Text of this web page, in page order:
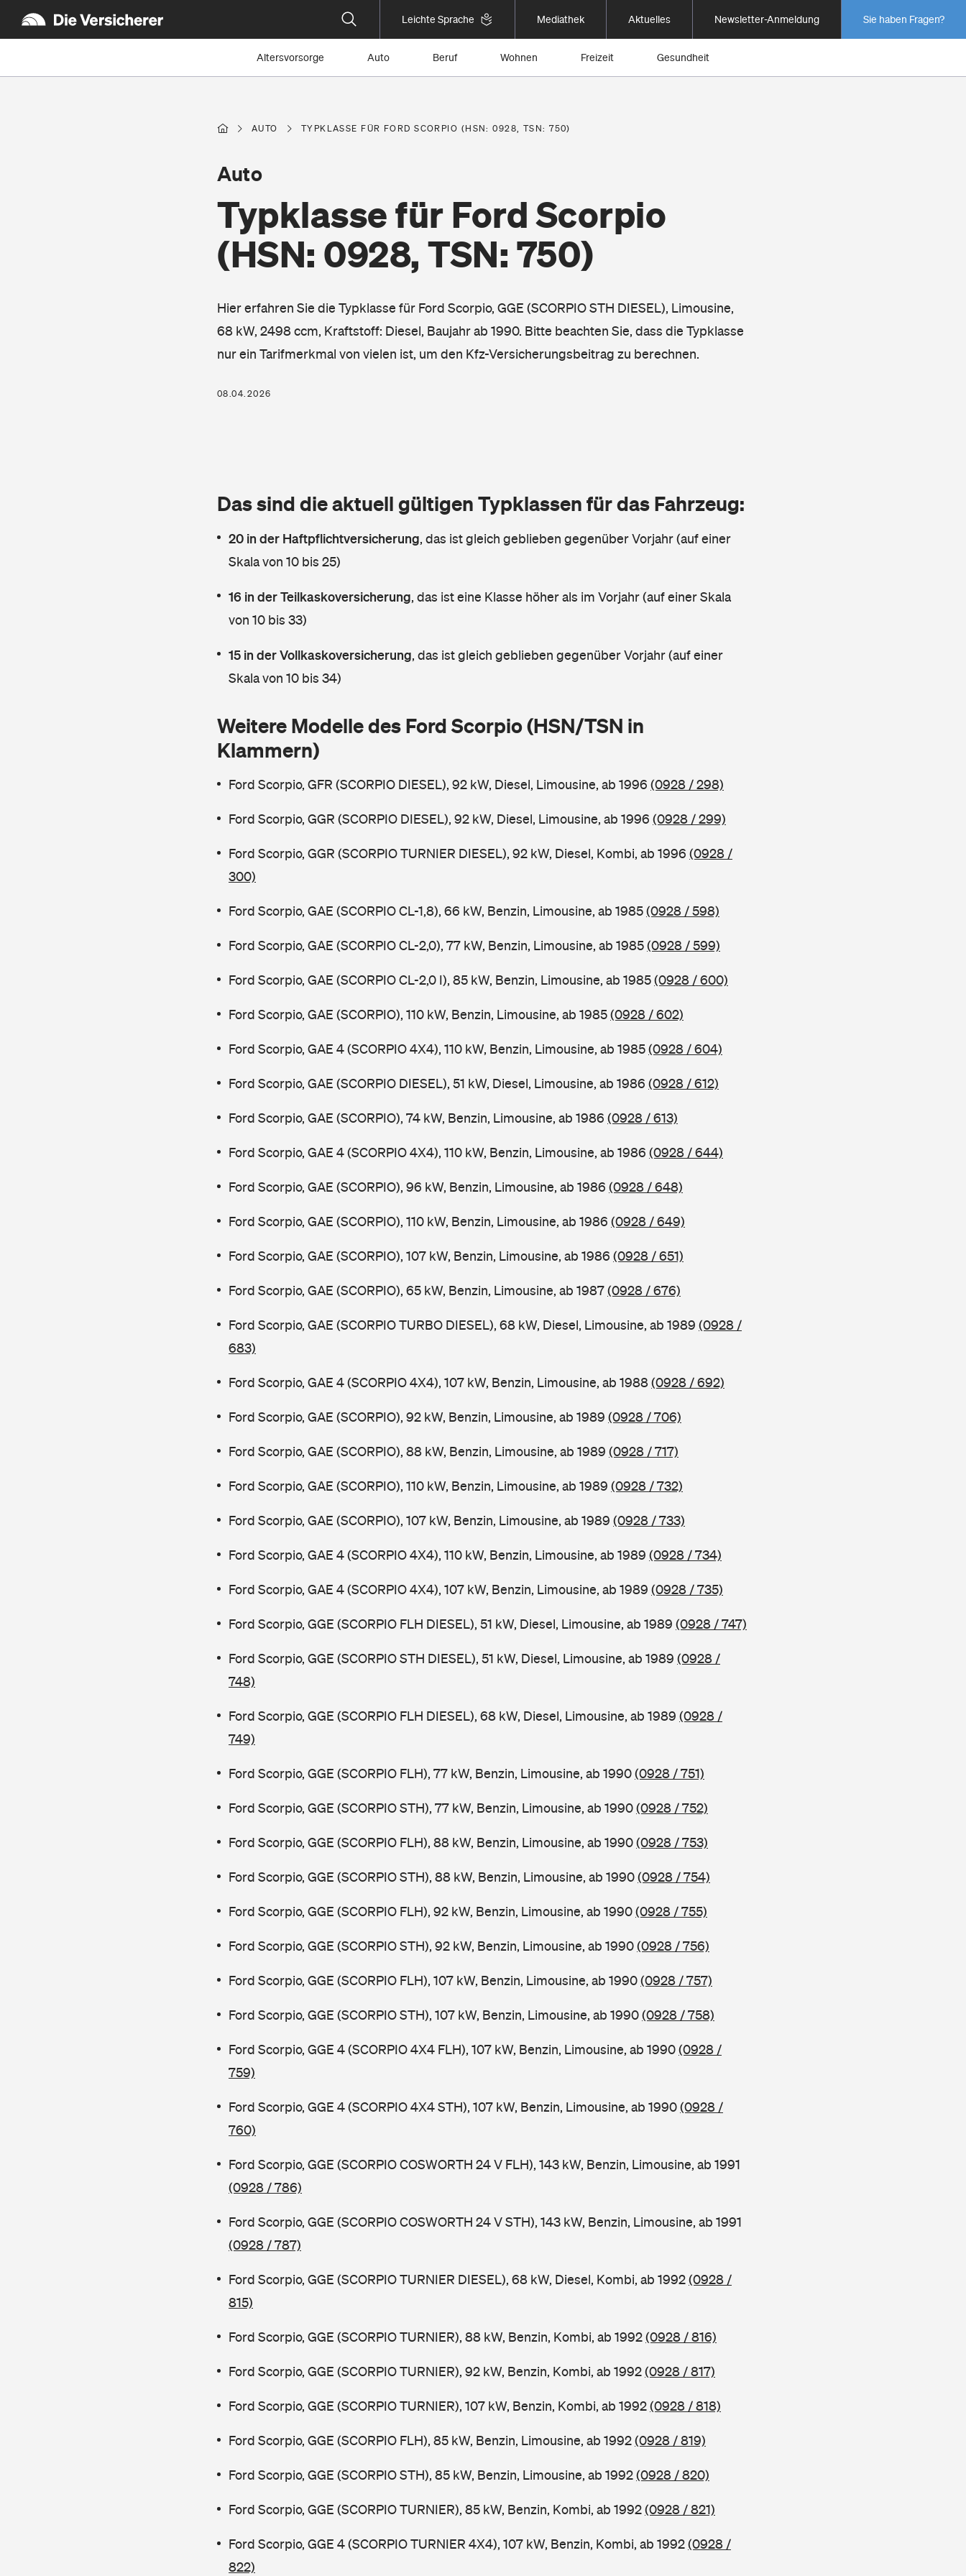
Leichte Sprache Mediathek Aktuelles Newsletter-Anmeldung Sie haben Fragen?
Altersvorsorge Auto Beruf Wohnen Freizeit Gesundheit
AUTO TYPKLASSE FÜR FORD SCORPIO (HSN: 0928, TSN: 750)
Typklasse für Ford Scorpio
(HSN: 0928, TSN: 750)
Auto
Hier erfahren Sie die Typklasse für Ford Scorpio, GGE (SCORPIO STH DIESEL), Limousine,
68 kW, 2498 ccm, Kraftstoff: Diesel, Baujahr ab 1990. Bitte beachten Sie, dass die Typklasse
nur ein Tarifmerkmal von vielen ist, um den Kfz-Versicherungsbeitrag zu berechnen.
08.04.2026
Das sind die aktuell gültigen Typklassen für das Fahrzeug:
20 in der Haftpflichtversicherung, das ist gleich geblieben gegenüber Vorjahr (auf einer
Skala von 10 bis 25)
16 in der Teilkaskoversicherung, das ist eine Klasse höher als im Vorjahr (auf einer Skala
von 10 bis 33)
15 in der Vollkaskoversicherung, das ist gleich geblieben gegenüber Vorjahr (auf einer
Skala von 10 bis 34)
Weitere Modelle des Ford Scorpio (HSN/TSN in
Klammern)
Ford Scorpio, GFR (SCORPIO DIESEL), 92 kW, Diesel, Limousine, ab 1996 (0928 / 298)
Ford Scorpio, GGR (SCORPIO DIESEL), 92 kW, Diesel, Limousine, ab 1996 (0928 / 299)
Ford Scorpio, GGR (SCORPIO TURNIER DIESEL), 92 kW, Diesel, Kombi, ab 1996 (0928 /
300)
Ford Scorpio, GAE (SCORPIO CL-1,8), 66 kW, Benzin, Limousine, ab 1985(0928 / 598)
Ford Scorpio, GAE (SCORPIO CL-2,0), 77 kW, Benzin, Limousine, ab 1985(0928 / 599)
Ford Scorpio, GAE (SCORPIO CL-2,0 I), 85 kW, Benzin, Limousine, ab 1985(0928 / 600)
Ford Scorpio, GAE (SCORPIO), 110 kW, Benzin, Limousine, ab 1985(0928 / 602)
Ford Scorpio, GAE 4 (SCORPIO 4X4), 110 kW, Benzin, Limousine, ab 1985(0928 / 604)
Ford Scorpio, GAE (SCORPIO DIESEL), 51 kW, Diesel, Limousine, ab 1986 (0928 / 612)
Ford Scorpio, GAE (SCORPIO), 74 kW, Benzin, Limousine, ab 1986 (0928 / 613)
Ford Scorpio, GAE 4 (SCORPIO 4X4), 110 kW, Benzin, Limousine, ab 1986 (0928 / 644)
Ford Scorpio, GAE (SCORPIO), 96 kW, Benzin, Limousine, ab 1986 (0928 / 648)
Ford Scorpio, GAE (SCORPIO), 110 kW, Benzin, Limousine, ab 1986 (0928 / 649)
Ford Scorpio, GAE (SCORPIO), 107 kW, Benzin, Limousine, ab 1986 (0928 / 651)
Ford Scorpio, GAE (SCORPIO), 65 kW, Benzin, Limousine, ab 1987(0928 / 676)
Ford Scorpio, GAE (SCORPIO TURBO DIESEL), 68 kW, Diesel, Limousine, ab 1989 (0928 /
683)
Ford Scorpio, GAE 4 (SCORPIO 4X4), 107 kW, Benzin, Limousine, ab 1988(0928 / 692)
Ford Scorpio, GAE (SCORPIO), 92 kW, Benzin, Limousine, ab 1989 (0928 / 706)
Ford Scorpio, GAE (SCORPIO), 88 kW, Benzin, Limousine, ab 1989 (0928 / 717)
Ford Scorpio, GAE (SCORPIO), 110 kW, Benzin, Limousine, ab 1989 (0928 / 732)
Ford Scorpio, GAE (SCORPIO), 107 kW, Benzin, Limousine, ab 1989 (0928 / 733)
Ford Scorpio, GAE 4 (SCORPIO 4X4), 110 kW, Benzin, Limousine, ab 1989 (0928 / 734)
Ford Scorpio, GAE 4 (SCORPIO 4X4), 107 kW, Benzin, Limousine, ab 1989 (0928 / 735)
Ford Scorpio, GGE (SCORPIO FLH DIESEL), 51 kW, Diesel, Limousine, ab 1989 (0928 / 747)
Ford Scorpio, GGE (SCORPIO STH DIESEL), 51 kW, Diesel, Limousine, ab 1989 (0928 /
748)
Ford Scorpio, GGE (SCORPIO FLH DIESEL), 68 kW, Diesel, Limousine, ab 1989 (0928 /
749)
Ford Scorpio, GGE (SCORPIO FLH), 77 kW, Benzin, Limousine, ab 1990(0928 / 751)
Ford Scorpio, GGE (SCORPIO STH), 77 kW, Benzin, Limousine, ab 1990(0928 / 752)
Ford Scorpio, GGE (SCORPIO FLH), 88 kW, Benzin, Limousine, ab 1990(0928 / 753)
Ford Scorpio, GGE (SCORPIO STH), 88 kW, Benzin, Limousine, ab 1990(0928 / 754)
Ford Scorpio, GGE (SCORPIO FLH), 92 kW, Benzin, Limousine, ab 1990(0928 / 755)
Ford Scorpio, GGE (SCORPIO STH), 92 kW, Benzin, Limousine, ab 1990(0928 / 756)
Ford Scorpio, GGE (SCORPIO FLH), 107 kW, Benzin, Limousine, ab 1990(0928 / 757)
Ford Scorpio, GGE (SCORPIO STH), 107 kW, Benzin, Limousine, ab 1990(0928 / 758)
Ford Scorpio, GGE 4 (SCORPIO 4X4 FLH), 107 kW, Benzin, Limousine, ab 1990(0928 /
759)
Ford Scorpio, GGE 4 (SCORPIO 4X4 STH), 107 kW, Benzin, Limousine, ab 1990(0928 /
760)
Ford Scorpio, GGE (SCORPIO COSWORTH 24 V FLH), 143 kW, Benzin, Limousine, ab 1991
(0928 / 786)
Ford Scorpio, GGE (SCORPIO COSWORTH 24 V STH), 143 kW, Benzin, Limousine, ab 1991
(0928 / 787)
Ford Scorpio, GGE (SCORPIO TURNIER DIESEL), 68 kW, Diesel, Kombi, ab 1992(0928 /
815)
Ford Scorpio, GGE (SCORPIO TURNIER), 88 kW, Benzin, Kombi, ab 1992(0928 / 816)
Ford Scorpio, GGE (SCORPIO TURNIER), 92 kW, Benzin, Kombi, ab 1992(0928 / 817)
Ford Scorpio, GGE (SCORPIO TURNIER), 107 kW, Benzin, Kombi, ab 1992(0928 / 818)
Ford Scorpio, GGE (SCORPIO FLH), 85 kW, Benzin, Limousine, ab 1992(0928 / 819)
Ford Scorpio, GGE (SCORPIO STH), 85 kW, Benzin, Limousine, ab 1992(0928 / 820)
Ford Scorpio, GGE (SCORPIO TURNIER), 85 kW, Benzin, Kombi, ab 1992(0928 / 821)
Ford Scorpio, GGE 4 (SCORPIO TURNIER 4X4), 107 kW, Benzin, Kombi, ab 1992(0928 /
822)